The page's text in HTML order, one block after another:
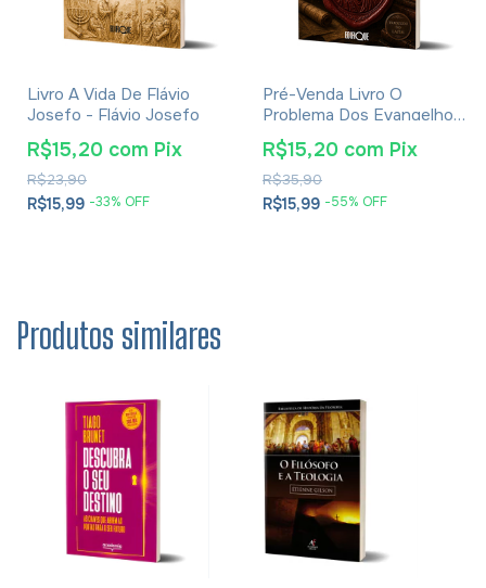
Livro A Vida De Flávio
Josefo - Flávio Josefo
R$15,99 -33% OFF
R$23,90
R$15,20 com Pix
Pré-Venda Livro O
Problema Dos Evangelhos
E Soluções- Eusébio De
Cesareia
R$15,99 -55% OFF
R$35,90
R$15,20 com Pix
Produtos similares